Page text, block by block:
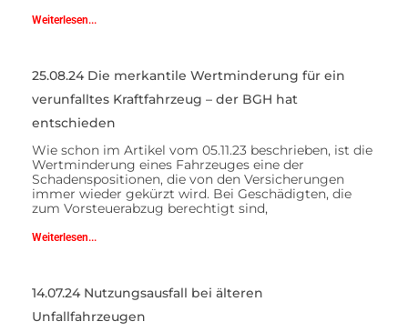
Weiterlesen...
25.08.24 Die merkantile Wertminderung für ein
verunfalltes Kraftfahrzeug – der BGH hat
entschieden
Wie schon im Artikel vom 05.11.23 beschrieben, ist die
Wertminderung eines Fahrzeuges eine der
Schadenspositionen, die von den Versicherungen
immer wieder gekürzt wird. Bei Geschädigten, die
zum Vorsteuerabzug berechtigt sind,
Weiterlesen...
14.07.24 Nutzungsausfall bei älteren
Unfallfahrzeugen